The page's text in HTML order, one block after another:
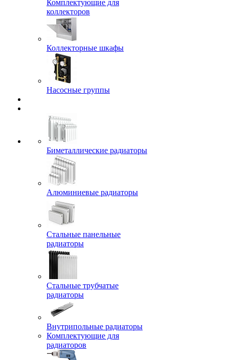
Комплектующие для
коллекторов
Коллекторные шкафы
Насосные группы
Биметаллические радиаторы
Алюминиевые радиаторы
Стальные панельные
радиаторы
Стальные трубчатые
радиаторы
Внутрипольные радиаторы
Комплектующие для
радиаторов